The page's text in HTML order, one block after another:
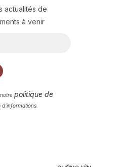
actualités de
à venir
politique de